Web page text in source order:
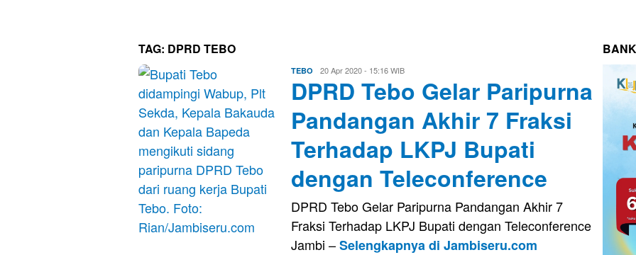
TAG: DPRD TEBO
TEBO Evo
Kusnady
20 Apr 2020 - 15:16 WIB
DPRD Tebo Gelar Paripurna
Pandangan Akhir 7 Fraksi
Terhadap LKPJ Bupati
dengan Teleconference
DPRD Tebo Gelar Paripurna Pandangan Akhir 7
Fraksi Terhadap LKPJ Bupati dengan Teleconference
Jambi –Selengkapnya di Jambiseru.com